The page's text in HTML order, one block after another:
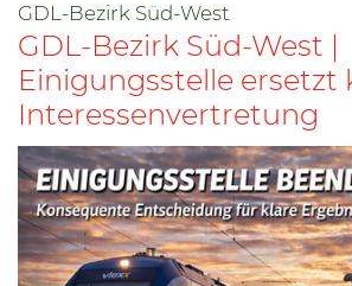
GDL-Bezirk Süd-West
GDL-Bezirk Süd-West |
Einigungsstelle ersetzt
Interessenvertretung